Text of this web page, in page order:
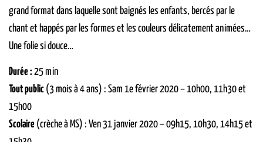
grand format dans laquelle sont baignés les enfants, bercés par le
chant et happés par les formes et les couleurs délicatement animées…
Une folie si douce…
Durée :25 min
Tout public (3 mois à 4 ans) : Sam 1e février 2020 – 10h00, 11h30 et
15h00
Scolaire (crèche à MS) : Ven 31 janvier 2020 – 09h15, 10h30, 14h15 et